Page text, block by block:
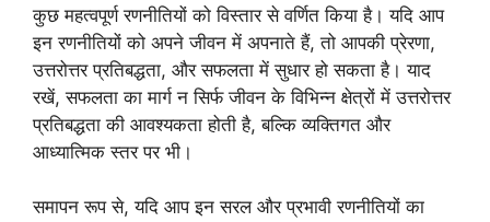
कुछ महत्वपूर्ण रणनीतियों को विस्तार से वर्णित किया है। यदि आप
इन रणनीतियों को अपने जीवन में अपनाते हैं, तो आपकी प्रेरणा,
उत्तरोत्तर प्रतिबद्धता, और सफलता में सुधार हो सकता है। याद
रखें, सफलता का मार्ग न सिर्फ जीवन के विभिन्न क्षेत्रों में उत्तरोत्तर
प्रतिबद्धता की आवश्यकता होती है, बल्कि व्यक्तिगत और
आध्यात्मिक स्तर पर भी।
समापन रूप से, यदि आप इन सरल और प्रभावी रणनीतियों का